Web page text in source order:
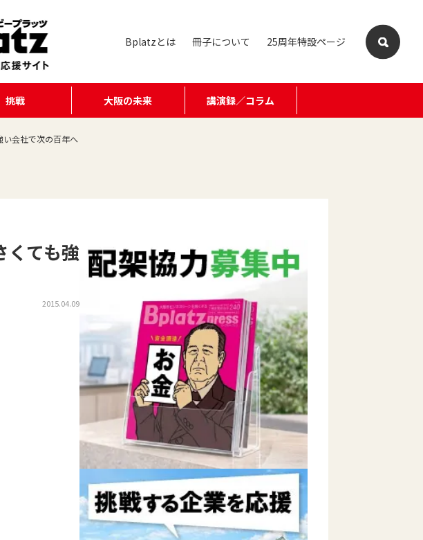
Bplatzとは 冊子について 25周年特設ページ
挑戦 大阪の未来 講演録／コラム
い会社で次の百年へ
くても強
2015.04.09